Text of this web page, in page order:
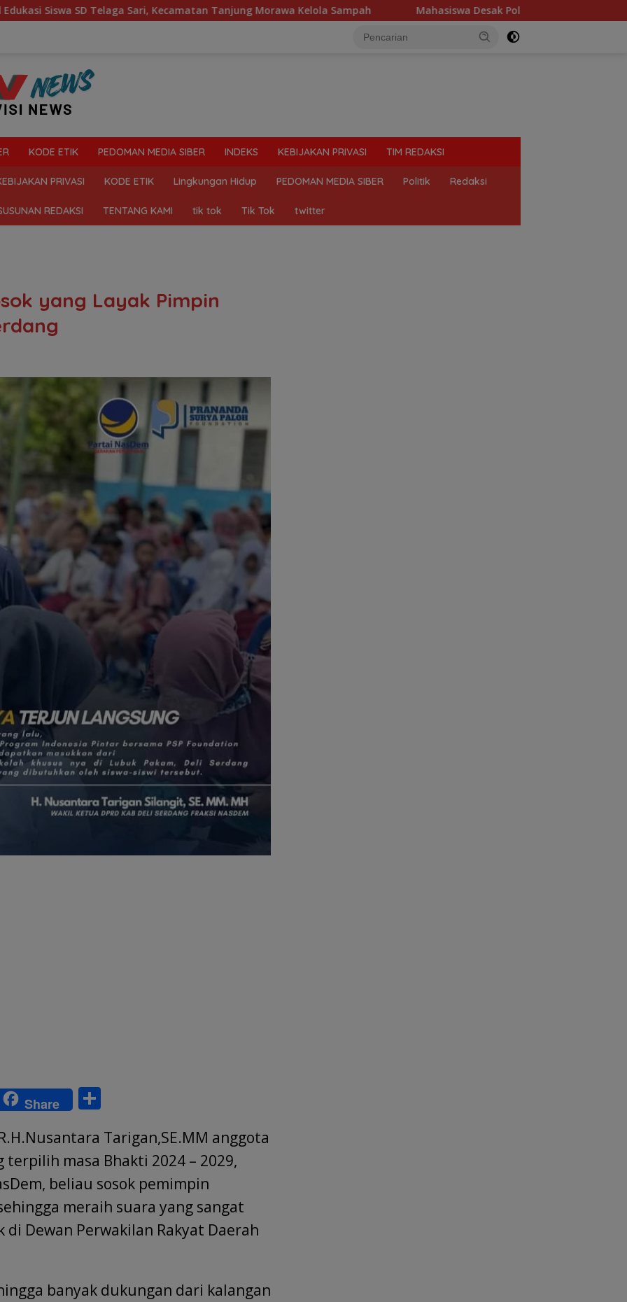
Sari, Kecamatan Tanjung Morawa Kelola Sampah Mahasiswa Desak Polda Sumut Tutup Dugaan Lokasi Judi “Las
KODE ETIK PEDOMAN MEDIA SIBER INDEKS KEBIJAKAN PRIVASI TIM REDAKSI
PRIVASI KODE ETIK Lingkungan Hidup PEDOMAN MEDIA SIBER Politik Redaksi
REDAKSI TENTANG KAMI tik tok Tik Tok twitter
yang Layak Pimpin
Share
ar
e
Tarigan,SE.MM anggota
terpilih masa Bhakti 2024 – 2029,
beliau sosok pemimpin
meraih suara yang sangat
Dewan Perwakilan Rakyat Daerah
banyak dukungan dari kalangan